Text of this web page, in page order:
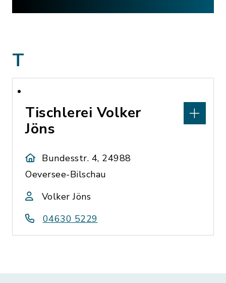
T
Tischlerei Volker
Jöns
Bundesstr. 4, 24988
Oeversee-Bilschau
Volker Jöns
04630 5229